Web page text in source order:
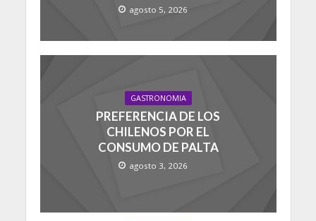
agosto 5, 2026
GASTRONOMIA
PREFERENCIA DE LOS
CHILENOS POR EL
CONSUMO DE PALTA
agosto 3, 2026